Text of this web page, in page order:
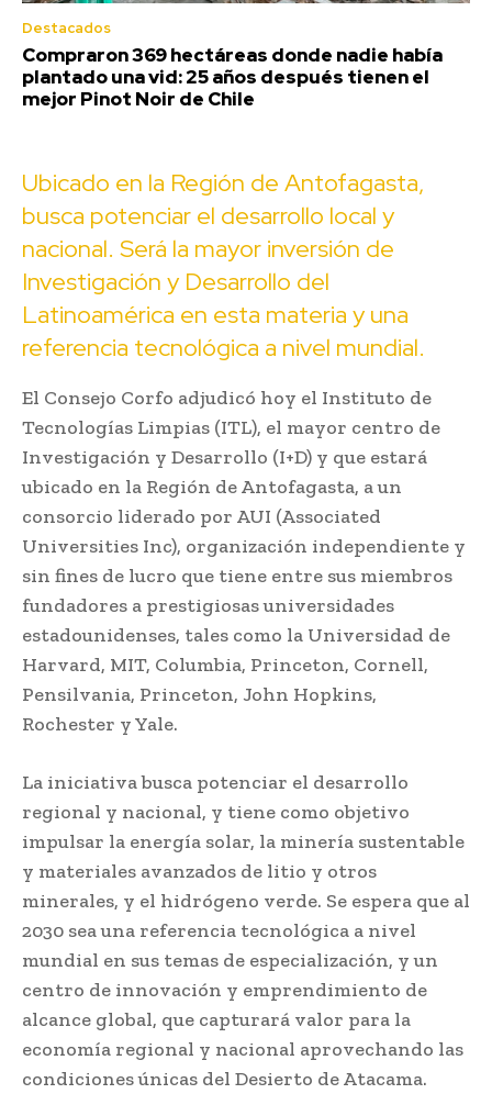
Destacados
Compraron 369 hectáreas donde nadie había
plantado una vid: 25 años después tienen el
mejor Pinot Noir de Chile
Ubicado en la Región de Antofagasta,
busca potenciar el desarrollo local y
nacional. Será la mayor inversión de
Investigación y Desarrollo del
Latinoamérica en esta materia y una
referencia tecnológica a nivel mundial.
El Consejo Corfo adjudicó hoy el Instituto de
Tecnologías Limpias (ITL), el mayor centro de
Investigación y Desarrollo (I+D) y que estará
ubicado en la Región de Antofagasta, a un
consorcio liderado por AUI (Associated
Universities Inc), organización independiente y
sin fines de lucro que tiene entre sus miembros
fundadores a prestigiosas universidades
estadounidenses, tales como la Universidad de
Harvard, MIT, Columbia, Princeton, Cornell,
Pensilvania, Princeton, John Hopkins,
Rochester y Yale.
La iniciativa busca potenciar el desarrollo
regional y nacional, y tiene como objetivo
impulsar la energía solar, la minería sustentable
y materiales avanzados de litio y otros
minerales, y el hidrógeno verde. Se espera que al
2030 sea una referencia tecnológica a nivel
mundial en sus temas de especialización, y un
centro de innovación y emprendimiento de
alcance global, que capturará valor para la
economía regional y nacional aprovechando las
condiciones únicas del Desierto de Atacama.